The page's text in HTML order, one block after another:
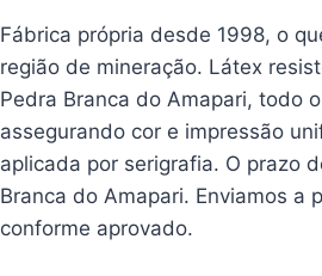
Fábrica própria desde 1998, o
região de mineração. Látex
Pedra Branca do Amapari, todo
assegurando cor e impressão
aplicada por serigrafia. O prazo
Branca do Amapari. Enviamos
conforme aprovado.